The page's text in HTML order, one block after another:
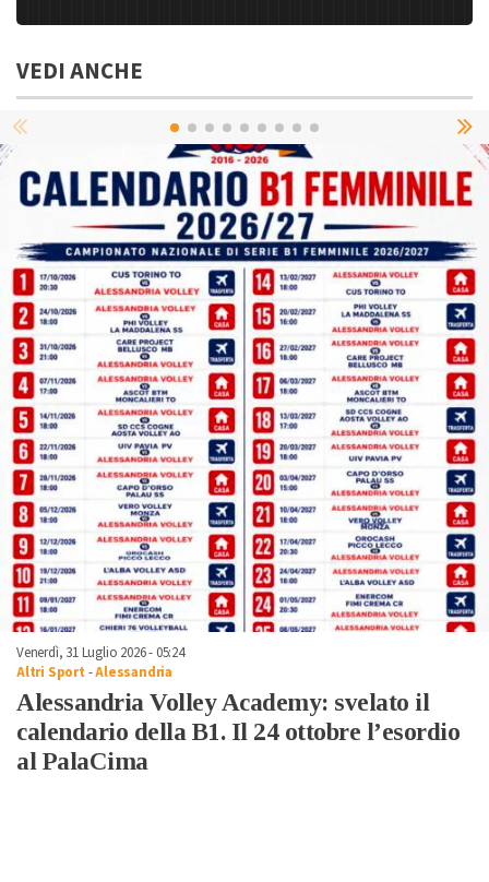
VEDI ANCHE
Venerdì, 31 Luglio 2026 - 05:24
Altri Sport -Alessandria
Alessandria Volley Academy: svelato il
calendario della B1. Il 24 ottobre l’esordio
al PalaCima